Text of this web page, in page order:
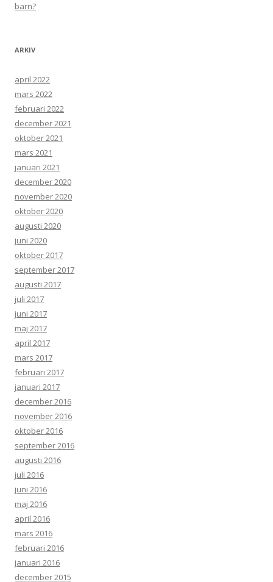
barn?
ARKIV
april 2022
mars 2022
februari 2022
december 2021
oktober 2021
mars 2021
januari 2021
december 2020
november 2020
oktober 2020
augusti 2020
juni 2020
oktober 2017
september 2017
augusti 2017
juli 2017
juni 2017
maj 2017
april 2017
mars 2017
februari 2017
januari 2017
december 2016
november 2016
oktober 2016
september 2016
augusti 2016
juli 2016
juni 2016
maj 2016
april 2016
mars 2016
februari 2016
januari 2016
december 2015